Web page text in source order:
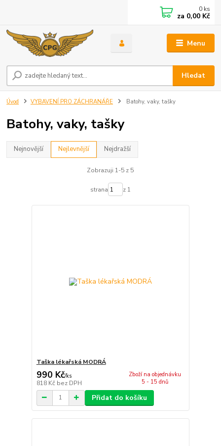
Menu
Hledat
0 ks
za 0,00 Kč
Úvod VYBAVENÍ PRO ZÁCHRANÁŘE Batohy, vaky, tašky
Batohy, vaky, tašky
Nejnovější Nejlevnější Nejdražší
Zobrazuji 1-5 z 5
strana z 1
Taška lékařská MODRÁ
990 Kč/ks
818 Kč bez DPH
Zboží na objednávku
5 - 15 dnů
Přidat do košíku